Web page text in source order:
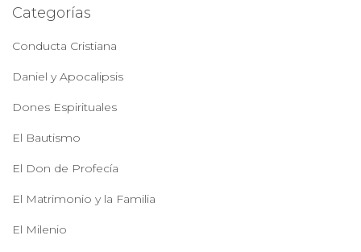
Categorías
Conducta Cristiana
Daniel y Apocalipsis
Dones Espirituales
El Bautismo
El Don de Profecía
El Matrimonio y la Familia
El Milenio